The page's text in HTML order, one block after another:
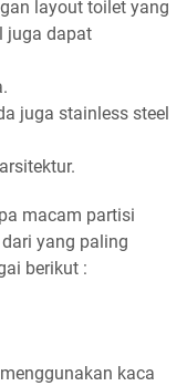
layout toilet yang
juga dapat
juga stainless steel
macam partisi
yang paling
berikut :
kaca